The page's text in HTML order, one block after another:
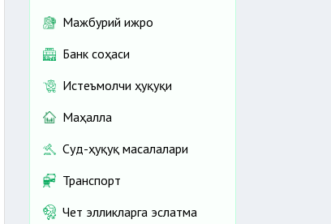
Мажбурий ижро
Банк соҳаси
Истеъмолчи ҳуқуқи
Маҳалла
Суд-ҳуқуқ масалалари
Транспорт
Чет элликларга эслатма